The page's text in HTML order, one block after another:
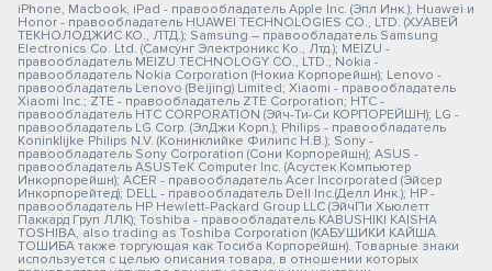
iPhone, Macbook, iPad - правообладатель Apple Inc. (Эпл Инк.); Huawei и
Honor - правообладатель HUAWEI TECHNOLOGIES CO., LTD. (ХУАВЕЙ
ТЕКНОЛОДЖИС КО., ЛТД.); Samsung – правообладатель Samsung
Electronics Co. Ltd. (Самсунг Электроникс Ко., Лтд.); MEIZU -
правообладатель MEIZU TECHNOLOGY CO., LTD.; Nokia -
правообладатель Nokia Corporation (Нокиа Корпорейшн); Lenovo -
правообладатель Lenovo (Beijing) Limited; Xiaomi - правообладатель
Xiaomi Inc.; ZTE - правообладатель ZTE Corporation; HTC -
правообладатель HTC CORPORATION (Эйч-Ти-Си КОРПОРЕЙШН); LG -
правообладатель LG Corp. (ЭлДжи Корп.); Philips - правообладатель
Koninklijke Philips N.V. (Конинклийке Филипс Н.В.); Sony -
правообладатель Sony Corporation (Сони Корпорейшн); ASUS -
правообладатель ASUSTeK Computer Inc. (Асустек Компьютер
Инкорпорейшн); ACER - правообладатель Acer Incorporated (Эйсер
Инкорпорейтед); DELL - правообладатель Dell Inc.(Делл Инк.); HP -
правообладатель HP Hewlett-Packard Group LLC (ЭйчПи Хьюлетт
Паккард Груп ЛЛК); Toshiba - правообладатель KABUSHIKI KAISHA
TOSHIBA, also trading as Toshiba Corporation (КАБУШИКИ КАЙША
ТОШИБА также торгующая как Тосиба Корпорейшн). Товарные знаки
используется с целью описания товара, в отношении которых